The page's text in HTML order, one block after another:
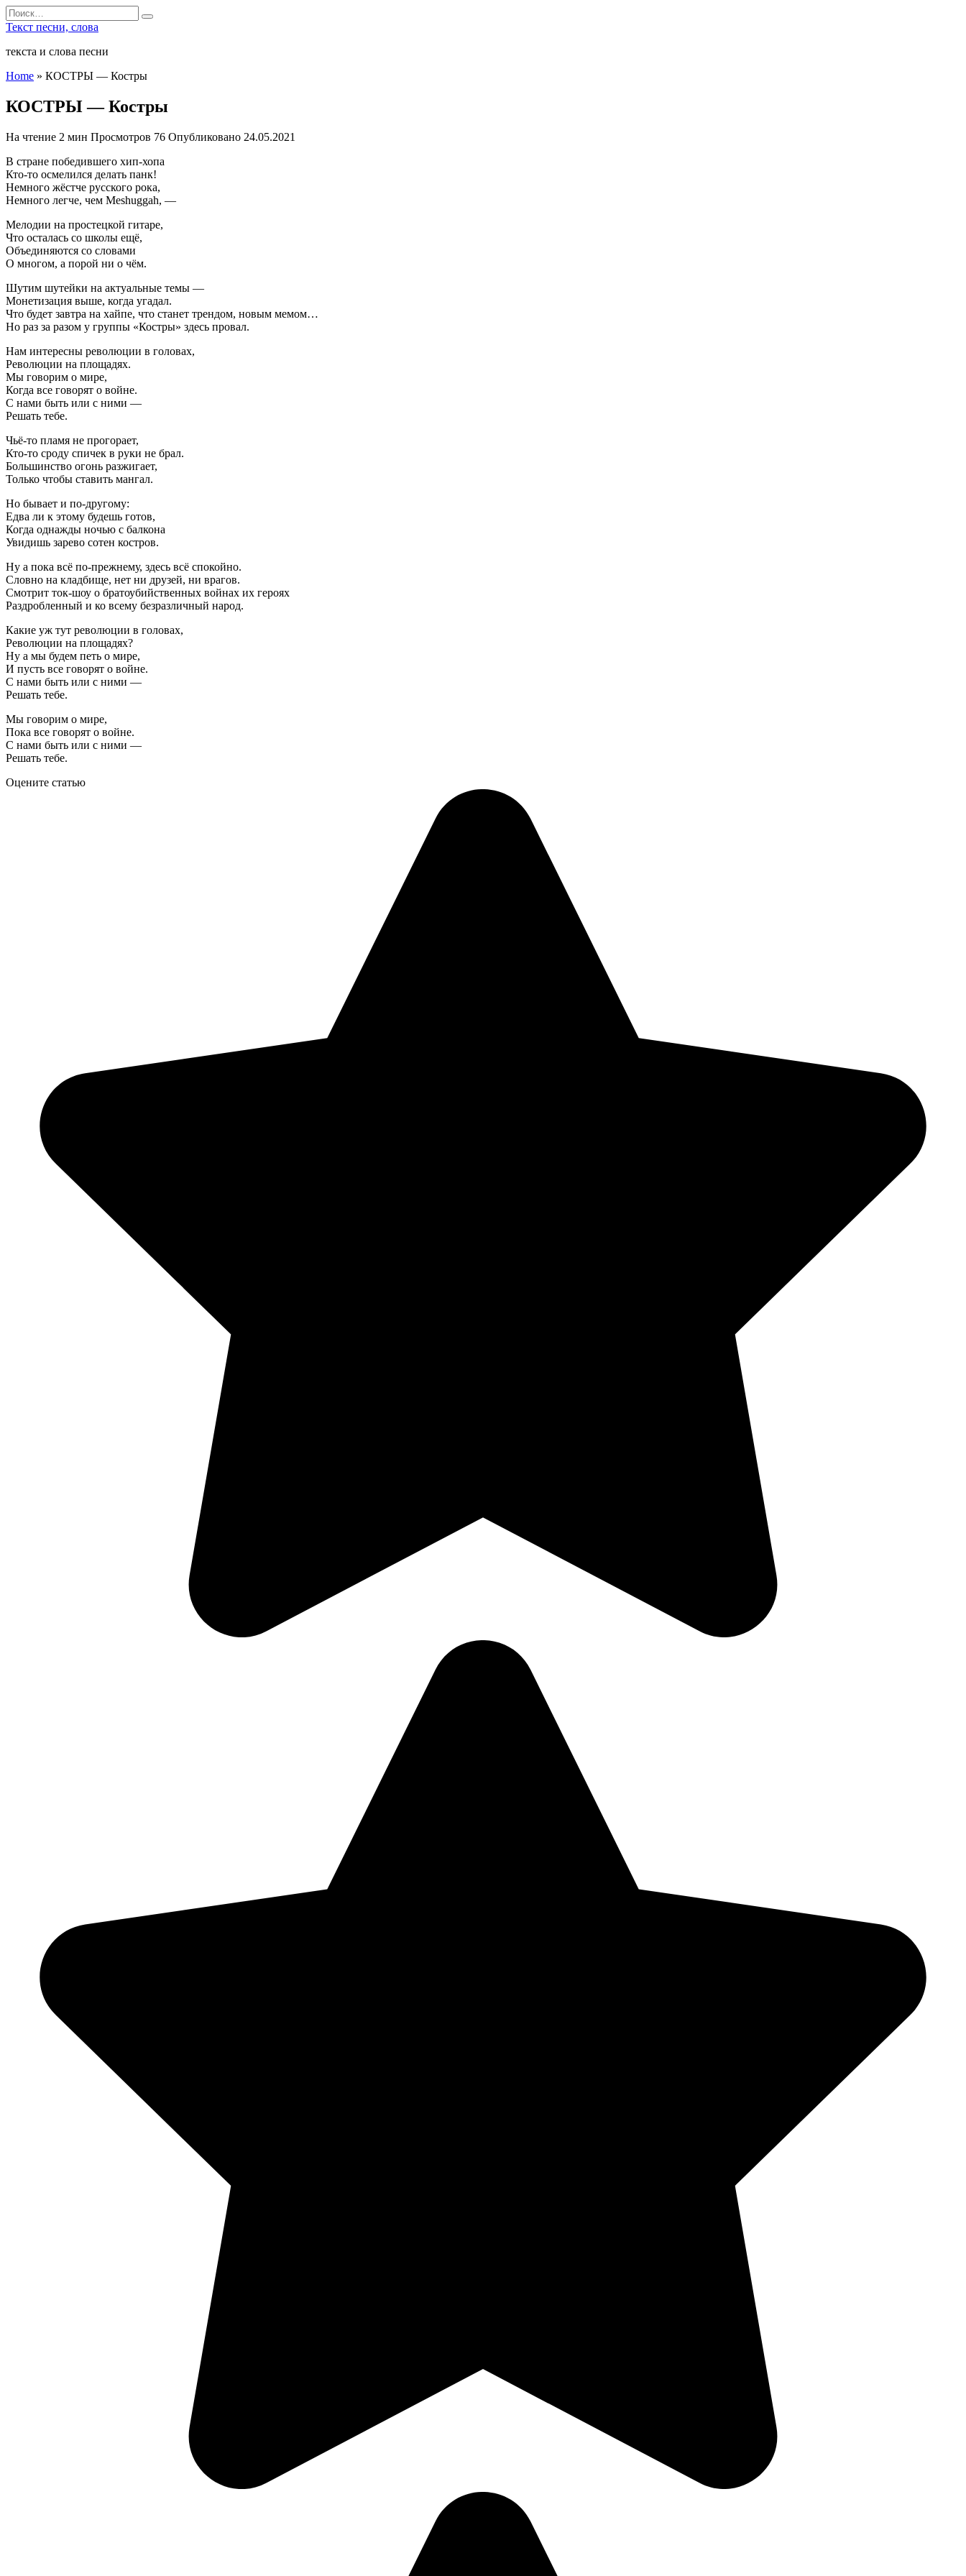
Перейти
к
Search
for:
Текст песни, слова
текста и слова песни
Home » КОСТРЫ — Костры
КОСТРЫ — Костры
На чтение 2 мин Просмотров 76 Опубликовано 24.05.2021
В стране победившего хип-хопа
Кто-то осмелился делать панк!
Немного жёстче русского рока,
Немного легче, чем Meshuggah, —
Мелодии на простецкой гитаре,
Что осталась со школы ещё,
Объединяются со словами
О многом, а порой ни о чём.
Шутим шутейки на актуальные темы —
Монетизация выше, когда угадал.
Что будет завтра на хайпе, что станет трендом, новым мемом…
Но раз за разом у группы «Костры» здесь провал.
Нам интересны революции в головах,
Революции на площадях.
Мы говорим о мире,
Когда все говорят о войне.
С нами быть или с ними —
Решать тебе.
Чьё-то пламя не прогорает,
Кто-то сроду спичек в руки не брал.
Большинство огонь разжигает,
Только чтобы ставить мангал.
Но бывает и по-другому:
Едва ли к этому будешь готов,
Когда однажды ночью с балкона
Увидишь зарево сотен костров.
Ну а пока всё по-прежнему, здесь всё спокойно.
Словно на кладбище, нет ни друзей, ни врагов.
Смотрит ток-шоу о братоубийственных войнах их героях
Раздробленный и ко всему безразличный народ.
Какие уж тут революции в головах,
Революции на площадях?
Ну а мы будем петь о мире,
И пусть все говорят о войне.
С нами быть или с ними —
Решать тебе.
Мы говорим о мире,
Пока все говорят о войне.
С нами быть или с ними —
Решать тебе.
Оцените статью